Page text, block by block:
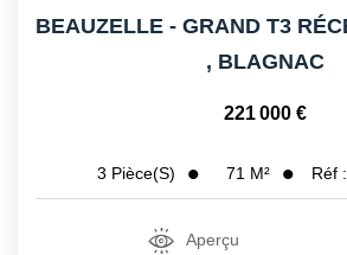
, BLAGNAC
221 000 €
3 Pièce(s) 71 M² Réf :
Aperçu